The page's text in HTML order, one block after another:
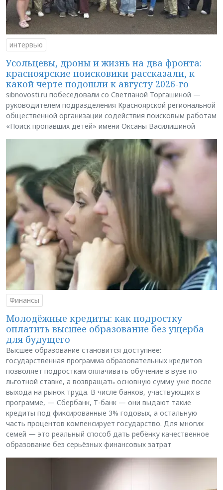
интервью
Усольцевы, дроны и жизнь на два фронта:
красноярские поисковики рассказали, к
какой черте подошли к августу 2026-го
sibnovosti.ru побеседовали со Светланой Торгашиной —
руководителем подразделения Красноярской региональной
общественной организации содействия поисковым работам
«Поиск пропавших детей» имени Оксаны Василишиной
Финансы
Молодёжные кредиты: как подростку
оплатить высшее образование без ущерба
для будущего
Высшее образование становится доступнее:
государственная программа образовательных кредитов
позволяет подросткам оплачивать обучение в вузе по
льготной ставке, а возвращать основную сумму уже после
выхода на рынок труда. В числе банков, участвующих в
программе, — Сбербанк, Т-банк — они выдают такие
кредиты под фиксированные 3% годовых, а остальную
часть процентов компенсирует государство. Для многих
семей — это реальный способ дать ребёнку качественное
образование без серьёзных финансовых затрат